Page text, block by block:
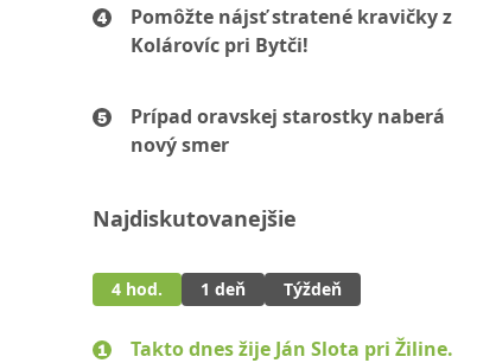
Pomôžte nájsť stratené kravičky z
Kolárovíc pri Bytči!
Prípad oravskej starostky naberá
nový smer
Najdiskutovanejšie
4 hod. 1 deň Týždeň
Takto dnes žije Ján Slota pri Žiline.